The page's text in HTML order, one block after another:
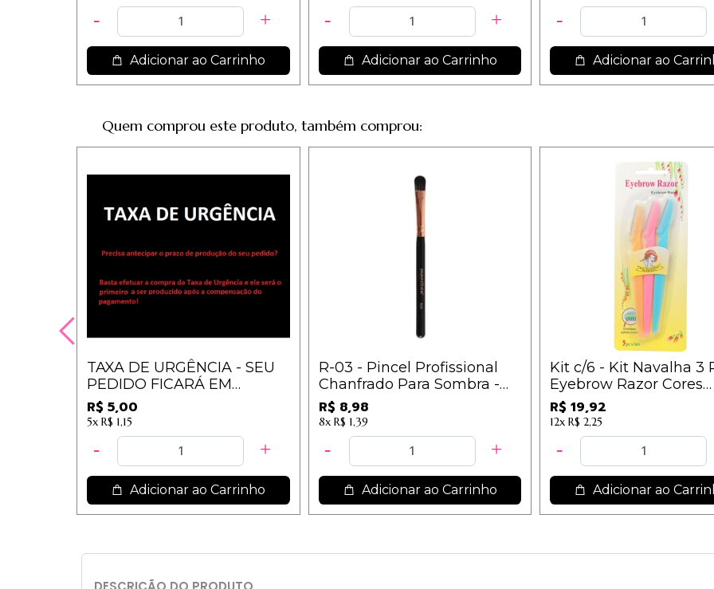
Adicionar ao Carrinho Adicionar ao Carrinho Adicionar ao
Quem comprou este produto, também comprou:
TAXA DE URGÊNCIA - SEU
PEDIDO FICARÁ EM
PRIMEIRO NA ESTEIRA DE
SEPARAÇÃO
R$ 5,00
5x R$ 1,15
Adicionar ao Carrinho
R-03 - Pincel Profissional
Chanfrado Para Sombra -
Macrilan - Linha Rosé
R$ 8,98
8x R$ 1,39
Adicionar ao Carrinho
Kit c/6 - Kit Navalha 3
Eyebrow Razor Cores
Sortidas - IM / 3,32
R$ 19,92
12x R$ 2,25
Adicionar ao